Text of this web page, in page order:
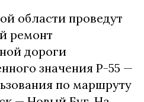
области проведут
ремонт
дороги
значения Р-55 —
по маршруту